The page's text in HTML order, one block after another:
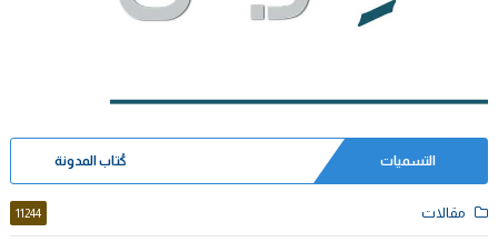
التسميات كُتاب المدونة
مقالات 11244